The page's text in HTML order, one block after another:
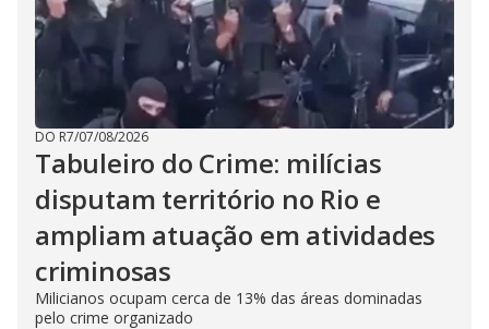
DO R7/07/08/2026
Tabuleiro do Crime: milícias
disputam território no Rio e
ampliam atuação em atividades
criminosas
Milicianos ocupam cerca de 13% das áreas dominadas
pelo crime organizado